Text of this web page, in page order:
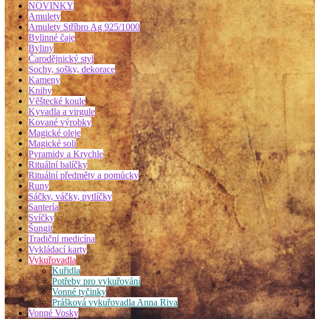
NOVINKY
Amulety
Amulety Stříbro Ag 925/1000
Bylinné čaje
Byliny
Čarodějnický styl
Sochy, sošky, dekorace
Kameny
Knihy
Věštecké koule
Kyvadla a virgule
Kované výrobky
Magické oleje
Magické soli
Pyramidy a Krychle
Rituální balíčky
Rituální předměty a pomůcky
Runy
Sáčky, váčky, pytlíčky
Santería
Svíčky
Šungit
Tradiční medicína
Vykládací karty
Vykuřovadla
Kuřidla
Potřeby pro vykuřování
Vonné tyčinky
Prášková vykuřovadla Anna Riva
Vonné Vosky